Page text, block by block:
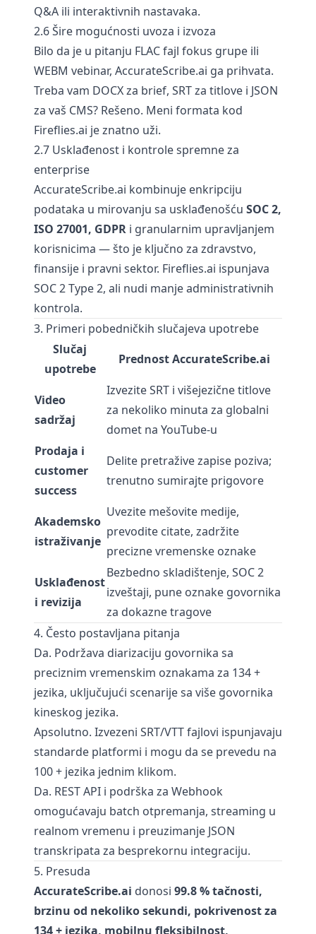
Q&A ili interaktivnih nastavaka.
2.6 Šire mogućnosti uvoza i izvoza
Bilo da je u pitanju FLAC fajl fokus grupe ili
WEBM vebinar, AccurateScribe.ai ga prihvata.
Treba vam DOCX za brief, SRT za titlove i JSON
za vaš CMS? Rešeno. Meni formata kod
Fireflies.ai je znatno uži.
2.7 Usklađenost i kontrole spremne za
enterprise
AccurateScribe.ai kombinuje enkripciju
podataka u mirovanju sa usklađenošću SOC 2,
ISO 27001, GDPR i granularnim upravljanjem
korisnicima — što je ključno za zdravstvo,
finansije i pravni sektor. Fireflies.ai ispunjava
SOC 2 Type 2, ali nudi manje administrativnih
kontrola.
3. Primeri pobedničkih slučajeva upotrebe
Slučaj
upotrebe
Prednost AccurateScribe.ai
Video
sadržaj
Izvezite SRT i višejezične titlove
za nekoliko minuta za globalni
domet na YouTube-u
Prodaja i
customer
success
Delite pretražive zapise poziva;
trenutno sumirajte prigovore
Akademsko
istraživanje
Uvezite mešovite medije,
prevodite citate, zadržite
precizne vremenske oznake
Usklađenost
i revizija
Bezbedno skladištenje, SOC 2
izveštaji, pune oznake govornika
za dokazne tragove
4. Često postavljana pitanja
Da. Podržava diarizaciju govornika sa
preciznim vremenskim oznakama za 134 +
jezika, uključujući scenarije sa više govornika
kineskog jezika.
Apsolutno. Izvezeni SRT/VTT fajlovi ispunjavaju
standarde platformi i mogu da se prevedu na
100 + jezika jednim klikom.
Da. REST API i podrška za Webhook
omogućavaju batch otpremanja, streaming u
realnom vremenu i preuzimanje JSON
transkripata za besprekornu integraciju.
5. Presuda
AccurateScribe.ai donosi 99.8 % tačnosti,
brzinu od nekoliko sekundi, pokrivenost za
134 + jezika, mobilnu fleksibilnost,